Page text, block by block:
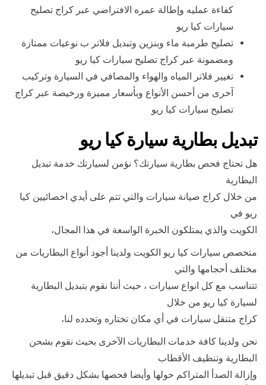
كفاءة عمليه وإطالة عمره الافتراضي عبر كراج تصليح
سيارات كيا ريو
تصليح طرمبة ماء وبنزين وتبديل فلاتر ب نوعيات ممتازة
ومضمونة عبر كراج تصليح سيارات كيا ريو
تغيير فلاتر المياه والهواء والمصافي في السيارة وتركيب
آخرى من أحسن الأنواع وبأسعار مميزة ورخيصة عبر كراج
تصليح سيارات كيا ريو
تبديل بطارية سيارة كيا ريو
هل تحتاج فحص بطارية سيارتك؟ نؤمن لسيارتك خدمة تبديل
البطارية
من خلال كراج صيانة سيارات والتي تتم على أيدي اخصائيين كيا
ريو في
الكويت والذي يمتلكون الخبرة الواسعة في هذا المجال،
متخصص سيارات كيا ريو الكويت ولدينا أجود أنواع البطاريات من
مختلف أحجامها والتي
تتناسب مع كل انواع سيارات ، حيث أننا نقوم بتبديل البطارية
لسيارة كيا ريو من خلال
كراج متنقل سيارات في أي مكان تختاره وتحدده لنا،
نحن ولدينا كافة خدمات البطاريات الآخرى بحيث نقوم بشحن
البطارية وتنظيف الأقطاب
وإزالة الصدأ المتراكم حولها وأيضا فحصها بشكل دقيق قبل تبديلها